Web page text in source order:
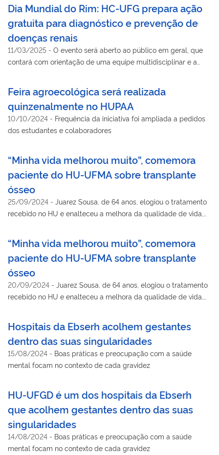
Dia Mundial do Rim: HC-UFG prepara ação
gratuita para diagnóstico e prevenção de
doenças renais
11/03/2025 - O evento será aberto ao público em geral, que
contará com orientação de uma equipe multidisciplinar e a
Feira agroecológica será realizada
quinzenalmente no HUPAA
10/10/2024 - Frequência da iniciativa foi ampliada a pedidos
dos estudantes e colaboradores
“Minha vida melhorou muito”, comemora
paciente do HU-UFMA sobre transplante
ósseo
25/09/2024 - Juarez Sousa, de 64 anos, elogiou o tratamento
recebido no HU e enalteceu a melhora da qualidade de vida,
“Minha vida melhorou muito”, comemora
paciente do HU-UFMA sobre transplante
ósseo
20/09/2024 - Juarez Sousa, de 64 anos, elogiou o tratamento
recebido no HU e enalteceu a melhora da qualidade de vida,
Hospitais da Ebserh acolhem gestantes
dentro das suas singularidades
15/08/2024 - Boas práticas e preocupação com a saúde
mental focam no contexto de cada gravidez
HU-UFGD é um dos hospitais da Ebserh
que acolhem gestantes dentro das suas
singularidades
14/08/2024 - Boas práticas e preocupação com a saúde
mental focam no contexto de cada gravidez